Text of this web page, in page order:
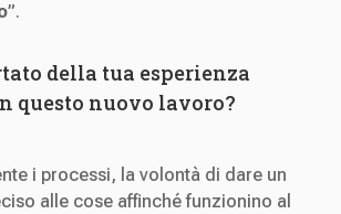
”.
della tua esperienza
questo nuovo lavoro?
i processi, la volontà di dare un
alle cose affinché funzionino al